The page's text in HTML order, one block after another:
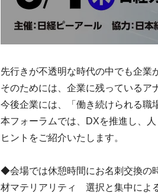
先行きが不透明な時代の中でも企業
そのためには、企業に残っているア
今後企業には、「働き続けられる職
本フォーラムでは、DXを推進し、
ヒントをご紹介いたします。
◆会場では休憩時間にお名刺交換の
材マテリアリティ 選択と集中によ